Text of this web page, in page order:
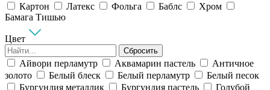
Картон
Латекс Фольга Баблс
Хром
Бамага Тишью
Цвет
Сбросить
Айвори перламутр Аквамарин пастель
Античное
золото
Белый блеск Белый перламутр
Белый песок
Бургундия металлик
Бургундия пастель
Голубой